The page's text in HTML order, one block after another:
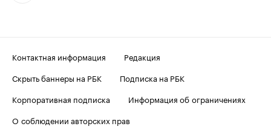
Контактная информация
Редакция
Скрыть баннеры на РБК
Подписка на РБК
Корпоративная подписка
Информация об ограничениях
О соблюдении авторских прав